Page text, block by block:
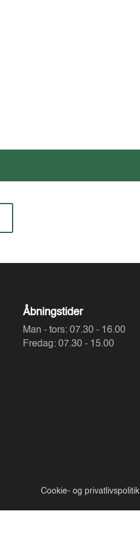
Åbningstider
Man - tors: 07.30 - 16.00
Fredag: 07.30 - 15.00
Cookie- og privatlivspolitik